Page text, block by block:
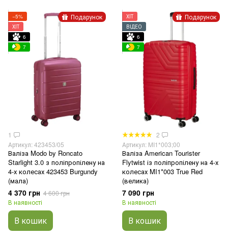
Подарунок
−5%
ХІТ
6
7
1
Артикул: 423453/05
Валіза Modo by Roncato
Starlight 3.0 з поліпропілену на
4-х колесах 423453 Burgundy
(мала)
4 370 грн 4 600 грн
В наявності
В кошик
Подарунок
ХІТ
ВІДЕО
6
7
2
Артикул: MI1*003;00
Валіза American Tourister
Flytwist із поліпропілену на 4-х
колесах MI1*003 True Red
(велика)
7 090 грн
В наявності
В кошик